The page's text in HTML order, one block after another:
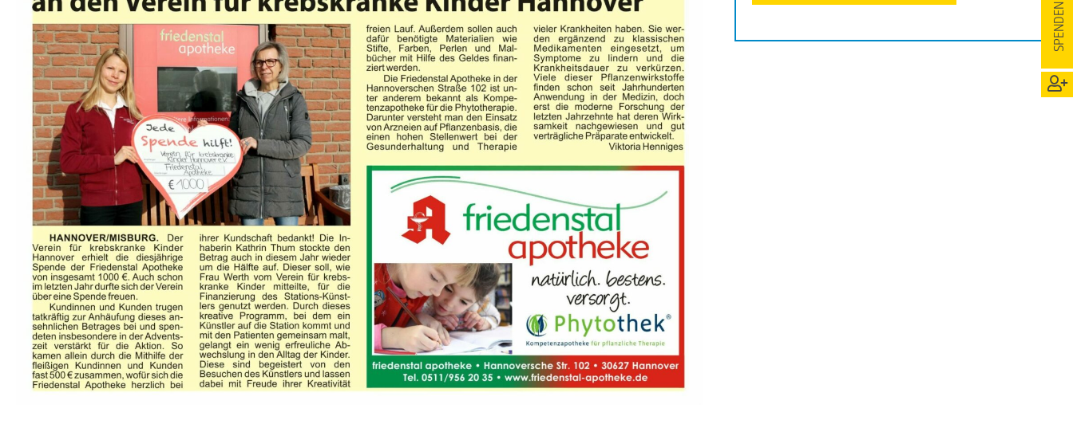
STA­TI­ON 62
STA­TI­ON 64
BRÜ­CKEN­TEAM
VER­AN­STAL­TUN­GEN
MUT­PER­LEN
WALD­PI­RA­TEN
TRAU­ER­GRUP­PE